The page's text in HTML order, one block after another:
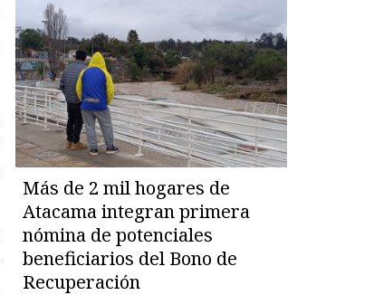
Más de 2 mil hogares de
Atacama integran primera
nómina de potenciales
beneficiarios del Bono de
Recuperación